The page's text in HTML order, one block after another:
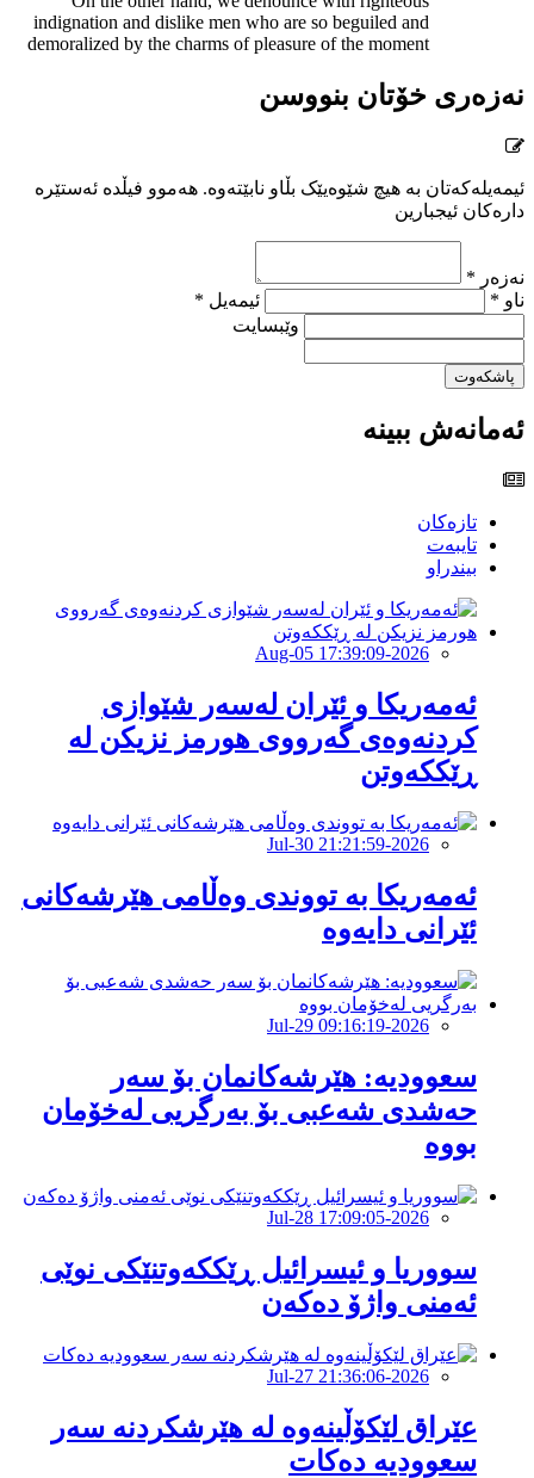
indignation and dislike men who are so beguiled and
demoralized by the charms of pleasure of the moment
نەزەری خۆتان بنووسن
ئیمەیلەکەتان بە هیچ شێوەیێک بڵاو نابێتەوە. هەموو فیڵدە ئەستێرە
دارەکان ئیجبارین
نەزەر *
ناو *
ئیمەیل *
وێبسایت
پاشکەوت
ئەمانەش ببینە
تازەکان
تایبەت
بیندراو
2026-Aug-05 17:39:09
ئەمەریكا و ئێران لەسەر شێوازی
كردنەوەی گەرووی هورمز نزیكن لە
ڕێككەوتن
2026-Jul-30 21:21:59
ئەمەریکا بە تووندی وەڵامی هێرشەکانی
ئێرانی دایەوە
2026-Jul-29 09:16:19
‏سعوودیە: هێرشەكانمان بۆ سەر
حەشدی شەعبی بۆ بەرگریی لەخۆمان
بووە
2026-Jul-28 17:09:05
سووریا و ئیسرائیل ڕێککەوتنێکی نوێی
ئەمنی واژۆ دەکەن
2026-Jul-27 21:36:06
عێراق لێکۆڵینەوە لە هێرشکردنە سەر
سعوودیە دەکات